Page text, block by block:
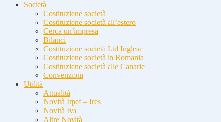
Società
Costituzione società
Costituzione società all’estero
Cerca un’impresa
Bilanci
Costituzione società Ltd Inglese
Costituzione società in Romania
Costituzione società alle Canarie
Convenzioni
Utilità
Attualità
Novità Irpef – Ires
Novità Iva
Altre Novità